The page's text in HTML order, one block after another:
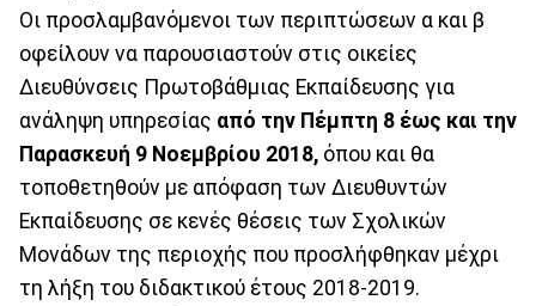
Οι προσλαμβανόμενοι των περιπτώσεων α και β
οφείλουν να παρουσιαστούν στις οικείες
Διευθύνσεις Πρωτοβάθμιας Εκπαίδευσης για
ανάληψη υπηρεσίας από την Πέμπτη 8 έως και την
Παρασκευή 9 Νοεμβρίου 2018, όπου και θα
τοποθετηθούν με απόφαση των Διευθυντών
Εκπαίδευσης σε κενές θέσεις των Σχολικών
Μονάδων της περιοχής που προσλήφθηκαν μέχρι
τη λήξη του διδακτικού έτους 2018-2019.